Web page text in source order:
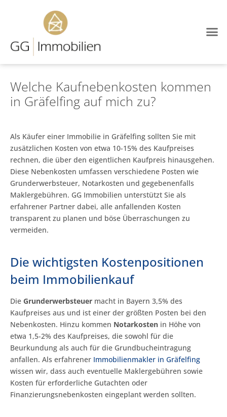
Welche Kaufnebenkosten kommen
in Gräfelfing auf mich zu?
Als Käufer einer Immobilie in Gräfelfing sollten Sie mit
zusätzlichen Kosten von etwa 10-15% des Kaufpreises
rechnen, die über den eigentlichen Kaufpreis hinausgehen.
Diese Nebenkosten umfassen verschiedene Posten wie
Grunderwerbsteuer, Notarkosten und gegebenenfalls
Maklergebühren. GG Immobilien unterstützt Sie als
erfahrener Partner dabei, alle anfallenden Kosten
transparent zu planen und böse Überraschungen zu
vermeiden.
Die wichtigsten Kostenpositionen
beim Immobilienkauf
Die Grunderwerbsteuer macht in Bayern 3,5% des
Kaufpreises aus und ist einer der größten Posten bei den
Nebenkosten. Hinzu kommen Notarkosten in Höhe von
etwa 1,5-2% des Kaufpreises, die sowohl für die
Beurkundung als auch für die Grundbucheintragung
anfallen. Als erfahrener Immobilienmakler in Gräfelfing
wissen wir, dass auch eventuelle Maklergebühren sowie
Kosten für erforderliche Gutachten oder
Finanzierungsnebenkosten eingeplant werden sollten.